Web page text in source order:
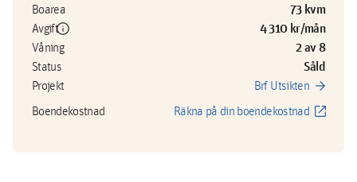
Boarea 73 kvm
Avgiftinfo 4 310 kr/mån
Våning 2 av 8
Status Såld
Projekt Brf Utsikten arrow_forward
Boendekostnad Räkna på din boendekostnad open_in_new